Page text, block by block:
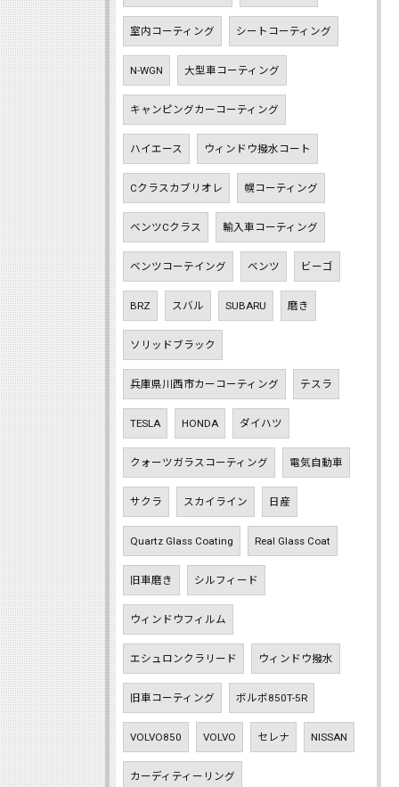
室内コーティング シートコーティング
N-WGN 大型車コーティング
キャンピングカーコーティング
ハイエース ウィンドウ撥水コート
Cクラスカブリオレ 幌コーティング
ベンツCクラス 輸入車コーティング
ベンツコーテイング ベンツ ビーゴ
BRZ スバル SUBARU 磨き
ソリッドブラック
兵庫県川西市カーコーティング テスラ
TESLA HONDA ダイハツ
クォーツガラスコーティング 電気自動車
サクラ スカイライン 日産
Quartz Glass Coating Real Glass Coat
旧車磨き シルフィード
ウィンドウフィルム
エシュロンクラリード ウィンドウ撥水
旧車コーティング ボルボ850T-5R
VOLVO850 VOLVO セレナ NISSAN
カーディティーリング